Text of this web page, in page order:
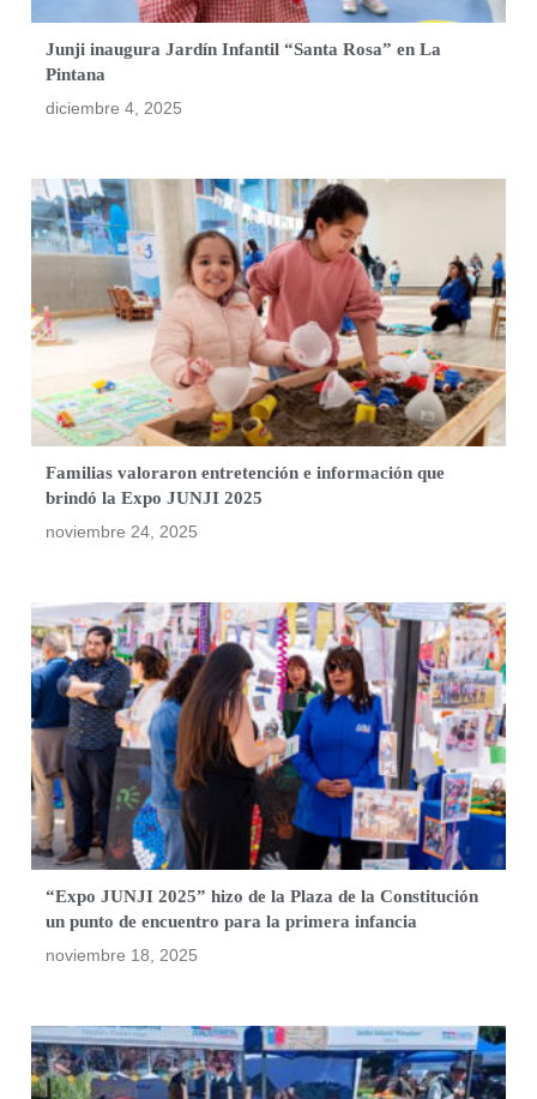
Junji inaugura Jardín Infantil “Santa Rosa” en La
Pintana
diciembre 4, 2025
Familias valoraron entretención e información que
brindó la Expo JUNJI 2025
noviembre 24, 2025
“Expo JUNJI 2025” hizo de la Plaza de la Constitución
un punto de encuentro para la primera infancia
noviembre 18, 2025